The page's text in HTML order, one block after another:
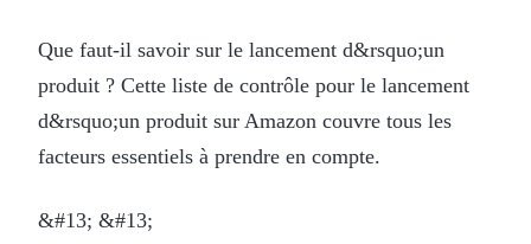
Que faut-il savoir sur le lancement d&rsquo;un
produit ? Cette liste de contrôle pour le lancement
d&rsquo;un produit sur Amazon couvre tous les
facteurs essentiels à prendre en compte.
&#13; &#13;